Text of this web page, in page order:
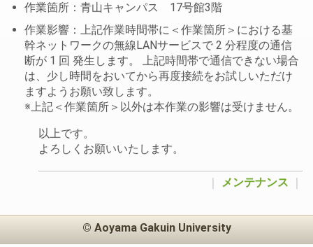
作業箇所：青山キャンパス 17号館3階
作業影響：上記作業時間帯に＜作業箇所＞における基
幹ネットワークの無線LANサービスで 2 分程度の通信
断が 1 回 発生します。 上記時間帯で通信できない場合
は、少し時間をおいてから再度接続をお試しいただけ
ますようお願い致します。
※上記＜作業箇所＞以外は本作業の影響は受けません。
以上です。
よろしくお願いいたします。
メンテナンス
© Aoyama Gakuin University